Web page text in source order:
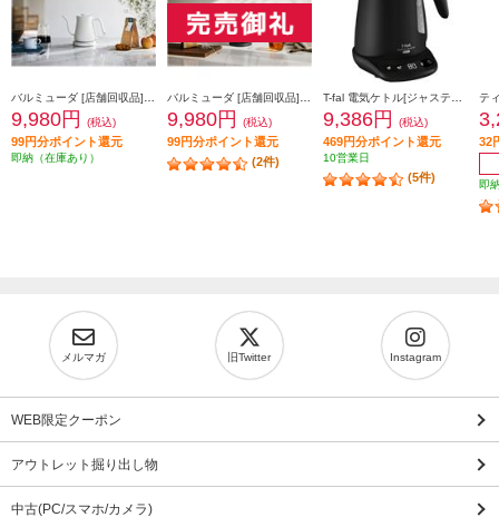
9,980円 (税込)
99円分ポイント還元
即納（在庫あり）
9,980円 (税込)
99円分ポイント還元
(2件)
9,386円 (税込)
469円分ポイント還元
10営業日
(5件)
32
即
メルマガ 旧Twitter Instagram
WEB限定クーポン
アウトレット掘り出し物
中古(PC/スマホ/カメラ)